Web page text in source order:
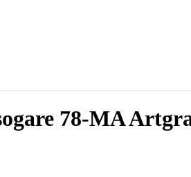
78-MA